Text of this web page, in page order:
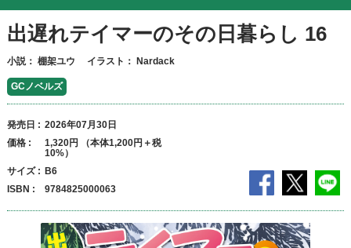
出遅れテイマーのその日暮らし 16
小説： 棚架ユウ イラスト： Nardack
GCノベルズ
発売日
2026年07月30日
価格
1,320円 （本体1,200円＋税
10%）
サイズ
B6
ISBN
9784825000063